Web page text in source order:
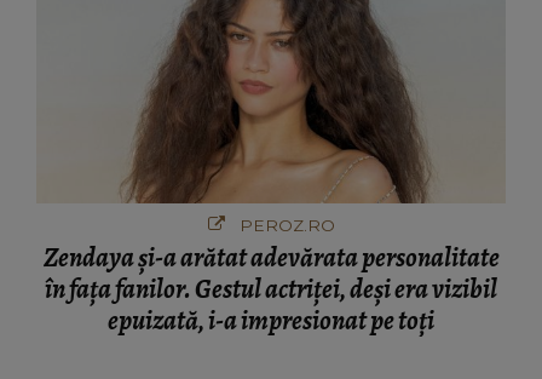
PEROZ.RO
Zendaya și-a arătat adevărata personalitate
în fața fanilor. Gestul actriței, deși era vizibil
epuizată, i-a impresionat pe toți